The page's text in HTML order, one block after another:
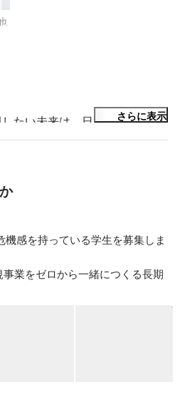
たい未来は、日本の若者が目
される環境を創る必要があると
ンじゃないかと思ってます。
内にB2C企業向けマーケティ
グローバルNo.1を獲ります。
さらに表示
感を持っている学生を募集しま
業をゼロから一緒につくる長期
学生のうちに本気で自分を鍛え